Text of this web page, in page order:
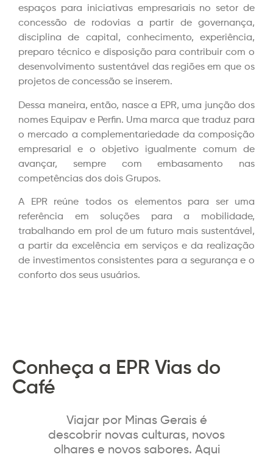
espaços para iniciativas empresariais no setor de
concessão de rodovias a partir de governança,
disciplina de capital, conhecimento, experiência,
preparo técnico e disposição para contribuir com o
desenvolvimento sustentável das regiões em que os
projetos de concessão se inserem.
Dessa maneira, então, nasce a EPR, uma junção dos
nomes Equipav e Perfin. Uma marca que traduz para
o mercado a complementariedade da composição
empresarial e o objetivo igualmente comum de
avançar, sempre com embasamento nas
competências dos dois Grupos.
A EPR reúne todos os elementos para ser uma
referência em soluções para a mobilidade,
trabalhando em prol de um futuro mais sustentável,
a partir da excelência em serviços e da realização
de investimentos consistentes para a segurança e o
conforto dos seus usuários.
Conheça a EPR Vias do
Café
Viajar por Minas Gerais é
descobrir novas culturas, novos
olhares e novos sabores. Aqui